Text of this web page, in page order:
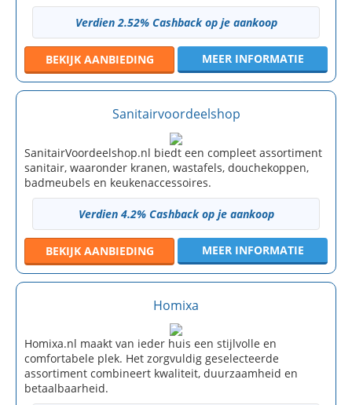
Verdien 2.52% Cashback op je aankoop
BEKIJK AANBIEDING MEER INFORMATIE
Sanitairvoordeelshop
SanitairVoordeelshop.nl biedt een compleet assortiment
sanitair, waaronder kranen, wastafels, douchekoppen,
badmeubels en keukenaccessoires.
Verdien 4.2% Cashback op je aankoop
BEKIJK AANBIEDING MEER INFORMATIE
Homixa
Homixa.nl maakt van ieder huis een stijlvolle en
comfortabele plek. Het zorgvuldig geselecteerde
assortiment combineert kwaliteit, duurzaamheid en
betaalbaarheid.